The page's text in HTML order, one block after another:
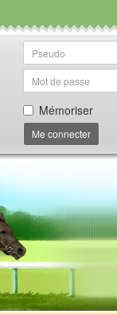
Mémoriser
Me connecter